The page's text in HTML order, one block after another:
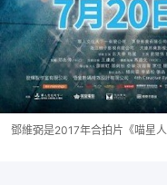
鄧維弼是2017年合拍片《喵星